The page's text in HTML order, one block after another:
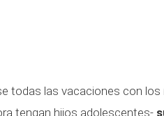
todas las vacaciones con
tengan hijos adolescentes-